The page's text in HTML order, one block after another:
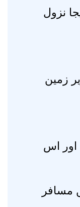
نزول
زمین
اور اس
مسافر